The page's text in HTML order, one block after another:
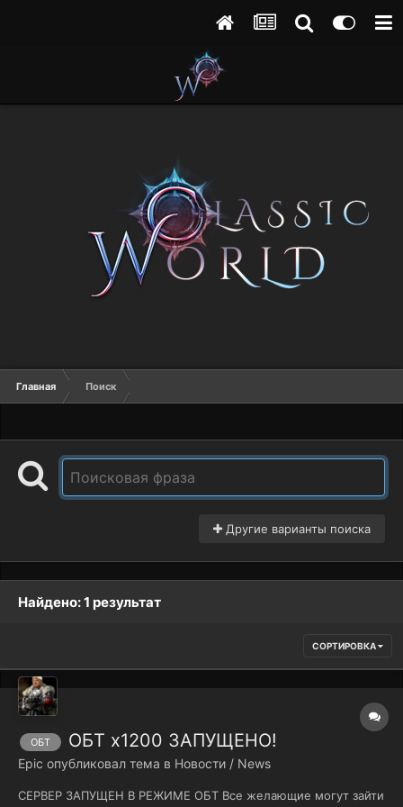
Главная Поиск
Другие варианты поиска
Найдено: 1 результат
СОРТИРОВКА
ОБТ ОБТ х1200 ЗАПУЩЕНО!
Epic опубликовал тема в Новости / News
СЕРВЕР ЗАПУЩЕН В РЕЖИМЕ ОБТ Все желающие могут зайти